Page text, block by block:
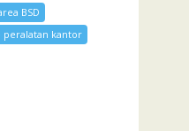
BSD
peralatan kantor